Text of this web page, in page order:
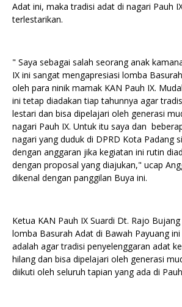
Adat ini, maka tradisi adat di nagari Pauh
terlestarikan.
" Saya sebagai salah seorang anak
IX ini sangat mengapresiasi lomba
oleh para ninik mamak KAN Pauh IX.
ini tetap diadakan tiap tahunnya agar
lestari dan bisa dipelajari oleh generasi
nagari Pauh IX. Untuk itu saya dan
nagari yang duduk di DPRD Kota Padang
dengan anggaran jika kegiatan ini rutin
dengan proposal yang diajukan," ucap
dikenal dengan panggilan Buya ini.
Ketua KAN Pauh IX Suardi Dt. Rajo
lomba Basurah Adat di Bawah Payuang
adalah agar tradisi penyelenggaran adat
hilang dan bisa dipelajari oleh generasi
diikuti oleh seluruh tapian yang ada di